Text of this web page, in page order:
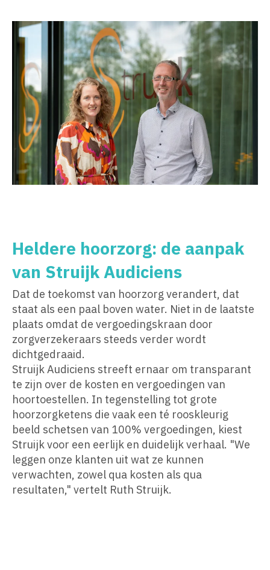
Heldere hoorzorg: de aanpak
van Struijk Audiciens
Dat de toekomst van hoorzorg verandert, dat
staat als een paal boven water. Niet in de laatste
plaats omdat de vergoedingskraan door
zorgverzekeraars steeds verder wordt
dichtgedraaid.
Struijk Audiciens streeft ernaar om transparant
te zijn over de kosten en vergoedingen van
hoortoestellen. In tegenstelling tot grote
hoorzorgketens die vaak een té rooskleurig
beeld schetsen van 100% vergoedingen, kiest
Struijk voor een eerlijk en duidelijk verhaal. "We
leggen onze klanten uit wat ze kunnen
verwachten, zowel qua kosten als qua
resultaten," vertelt Ruth Struijk.